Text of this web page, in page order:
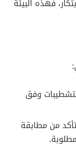
فهذه البيئة
وفق
من مطابقة